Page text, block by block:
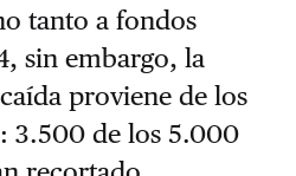
tanto a fondos
sin embargo, la
proviene de los
3.500 de los 5.000